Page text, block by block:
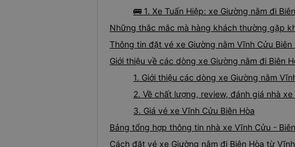
🚌 1. Xe Tuấn Hiệp: xe Giường nằm đi
Những thắc mắc mà hàng khách thường gặp
Thông tin đặt vé xe Giường nằm Vĩnh Cửu
Giới thiệu về các dòng xe Giường nằm đi Biên
1. Giới thiệu các dòng xe Giường nằm
2. Về chất lượng, review, đánh giá nhà
3. Giá vé xe Vĩnh Cửu Biên Hòa
Bảng tổng hợp thông tin nhà xe Vĩnh Cửu -
Cách đặt vé xe Giường nằm đi Biên Hòa từ